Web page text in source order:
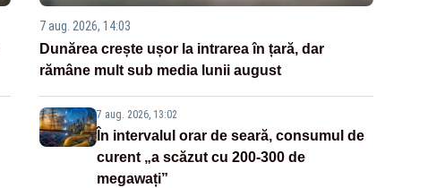
7 aug. 2026, 14:03
Dunărea crește ușor la intrarea în țară, dar
rămâne mult sub media lunii august
7 aug. 2026, 13:02
În intervalul orar de seară, consumul de
curent „a scăzut cu 200-300 de
megawați”